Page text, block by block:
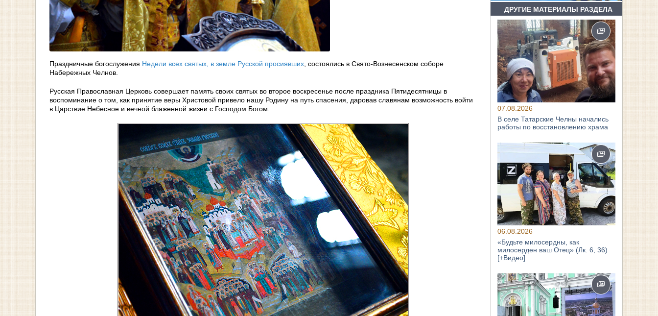
Праздничные богослужения Недели всех святых, в земле Русской просиявших, состоялись в Свято-Вознесенском соборе
Набережных Челнов.
Русская Православная Церковь совершает память своих святых во второе воскресенье после праздника Пятидесятницы в
воспоминание о том, как принятие веры Христовой привело нашу Родину на путь спасения, даровав славянам возможность войти
в Царствие Небесное и вечной блаженной жизни с Господом Богом.
ДРУГИЕ МАТЕРИАЛЫ РАЗДЕЛА
07.08.2026
В селе Татарские Челны начались
работы по восстановлению храма
06.08.2026
«Будьте милосердны, как
милосерден ваш Отец» (Лк. 6, 36)
[+Видео]